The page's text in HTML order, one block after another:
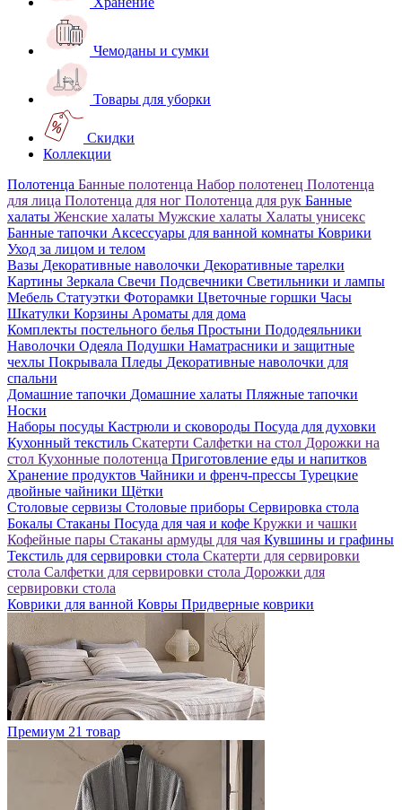
Чемоданы и сумки
Товары для уборки
Скидки
Коллекции
Полотенца Банные полотенца Набор полотенец Полотенца
для лица Полотенца для ног Полотенца для рук Банные
халаты Женские халаты Мужские халаты Халаты унисекс
Банные тапочки Аксессуары для ванной комнаты Коврики
Уход за лицом и телом
Вазы Декоративные наволочки Декоративные тарелки
Картины Зеркала Свечи Подсвечники Светильники и лампы
Мебель Статуэтки Фоторамки Цветочные горшки Часы
Шкатулки Корзины Ароматы для дома
Комплекты постельного белья Простыни Пододеяльники
Наволочки Одеяла Подушки Наматрасники и защитные
чехлы Покрывала Пледы Декоративные наволочки для
спальни
Домашние тапочки Домашние халаты Пляжные тапочки
Носки
Наборы посуды Кастрюли и сковороды Посуда для духовки
Кухонный текстиль Скатерти Салфетки на стол Дорожки на
стол Кухонные полотенца Приготовление еды и напитков
Хранение продуктов Чайники и френч-прессы Турецкие
двойные чайники Щётки
Столовые сервизы Столовые приборы Сервировка стола
Бокалы Стаканы Посуда для чая и кофе Кружки и чашки
Кофейные пары Стаканы армуды для чая Кувшины и графины
Текстиль для сервировки стола Скатерти для сервировки
стола Салфетки для сервировки стола Дорожки для
сервировки стола
Коврики для ванной Ковры Придверные коврики
Премиум 21 товар